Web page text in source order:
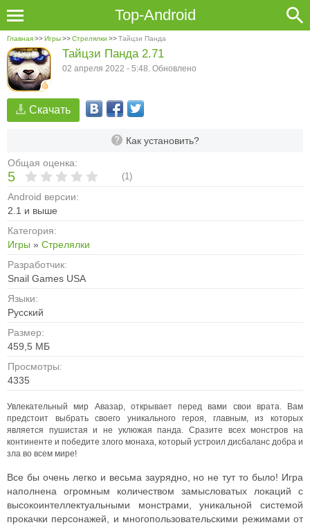
Top-Android
Главная>>Игры>>Стрелялки >>Тайцзи Панда
Скачать
Как установить?
Общая оценка:
5 (1)
Android версии:
2.1 и выше
Категория:
Игры » Стрелялки
Разработчик:
Snail Games USA
Языки:
Русский
Размер:
459,5 МБ
Просмотры:
4335
Тайцзи Панда 2.71
02 апреля 2022 - 5:48. Обновлено
Увлекательный мир Авазар, открывает перед вами свои врата. Вам
предстоит выбрать своего уникального героя, главным, из которых
является пушистая и не уклюжая панда. Сразите всех монстров на
континенте и победите злого монаха, который устроил дисбаланс добра и
зла во всем мире!
Все бы очень легко и весьма заурядно, но не тут то было! Игра
наполнена огромным количеством замысловатых локаций с
высокоинтеллектуальными монстрами, уникальной системой
прокачки персонажей, и многопользовательскими режимами от